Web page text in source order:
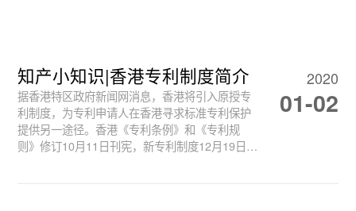
知产小知识|香港专利制度简介
据香港特区政府新闻网消息，香港将引入原授专
利制度，为专利申请人在香港寻求标准专利保护
提供另一途径。香港《专利条例》和《专利规
则》修订10月11日刊宪，新专利制度12月19日实
2020
01-02